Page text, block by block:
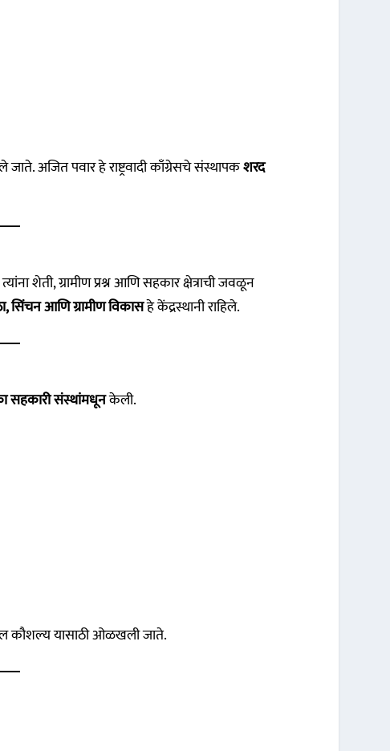
जाते. अजित पवार हे राष्ट्रवादी काँग्रेसचे संस्थापकशरद
शेती, ग्रामीण प्रश्न आणि सहकार क्षेत्राची जवळून
सिंचन आणि ग्रामीण विकासहे केंद्रस्थानी राहिले.
सहकारी संस्थांमधूनकेली.
कौशल्य यासाठी ओळखली जाते.